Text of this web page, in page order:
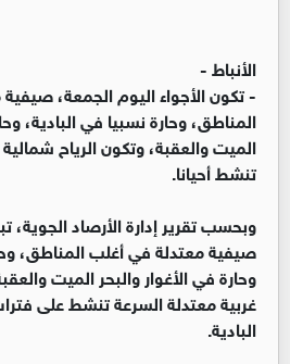
الأنباط -
- تكون الأجواء اليوم الجمعة،
المناطق، وحارة نسبيا في البادية،
الميت والعقبة، وتكون الرياح
تنشط أحيانا.
وبحسب تقرير إدارة الأرصاد الجوية،
صيفية معتدلة في أغلب المناطق،
وحارة في الأغوار والبحر الميت
غربية معتدلة السرعة تنشط على
البادية.